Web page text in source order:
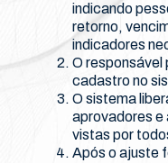
indicando
retorno,
indicadores
O responsável
cadastro no
O sistema
aprovadores e
vistas por
Após o ajuste